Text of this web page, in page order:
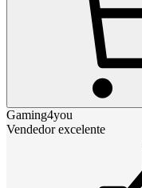
Gaming4you
Vendedor excelente